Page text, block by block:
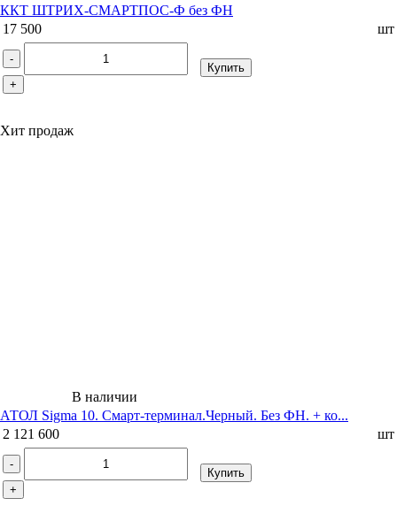
ККТ ШТРИХ-СМАРТПОС-Ф без ФН
17 500
шт
-
+
Купить
Хит продаж
В наличии
АТОЛ Sigma 10. Смарт-терминал.Черный. Без ФН. + ко...
2 121 600
шт
-
+
Купить